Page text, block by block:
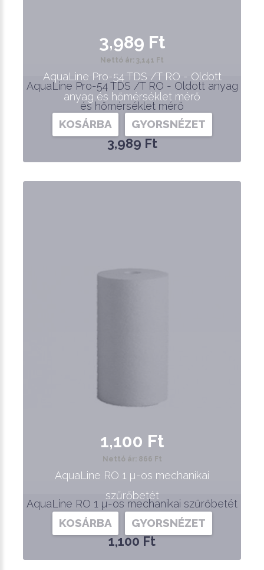
AquaLine Pro-54 TDS /T RO - Oldott anyag
és hőmérséklet mérő
3,989 Ft
3,989 Ft
Nettó ár: 3,141 Ft
AquaLine Pro-54 TDS /T RO - Oldott
anyag és hőmérséklet mérő
KOSÁRBA GYORSNÉZET
AquaLine RO 1 µ-os mechanikai szűrőbetét
1,100 Ft
1,100 Ft
Nettó ár: 866 Ft
AquaLine RO 1 µ-os mechanikai
szűrőbetét
KOSÁRBA GYORSNÉZET